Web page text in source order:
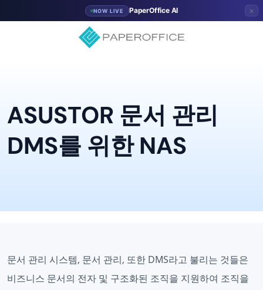
NOW LIVE PaperOffice AI ×
ASUSTOR 문서 관리
DMS를 위한 NAS
문서 관리 시스템, 문서 관리, 또한 DMS라고 불리는 것들은
비즈니스 문서의 전자 및 구조화된 조직을 지원하여 조직을